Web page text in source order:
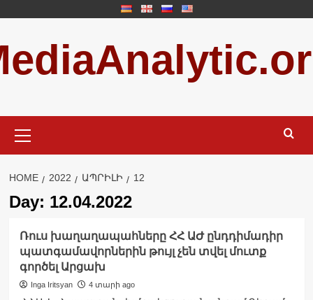
content
Menu
HOME 2022 ԱՊՐԻԼԻ 12
Day: 12.04.2022
Ռուս խաղաղապահները ՀՀ ԱԺ ընդդիմադիր
պատգամավորներին թույլ չեն տվել մուտք
գործել Արցախ
Inga Iritsyan 4 տարի ago